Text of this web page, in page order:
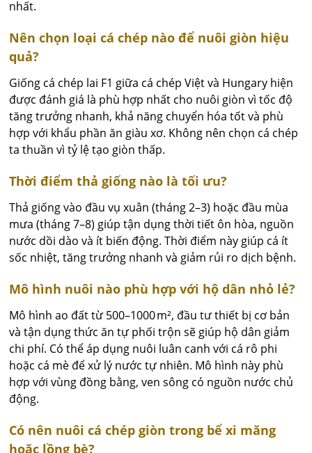
nhất.
Nên chọn loại cá chép nào để nuôi giòn hiệu
quả?
Giống cá chép lai F1 giữa cá chép Việt và Hungary hiện
được đánh giá là phù hợp nhất cho nuôi giòn vì tốc độ
tăng trưởng nhanh, khả năng chuyển hóa tốt và phù
hợp với khẩu phần ăn giàu xơ. Không nên chọn cá chép
ta thuần vì tỷ lệ tạo giòn thấp.
Thời điểm thả giống nào là tối ưu?
Thả giống vào đầu vụ xuân (tháng 2–3) hoặc đầu mùa
mưa (tháng 7–8) giúp tận dụng thời tiết ôn hòa, nguồn
nước dồi dào và ít biến động. Thời điểm này giúp cá ít
sốc nhiệt, tăng trưởng nhanh và giảm rủi ro dịch bệnh.
Mô hình nuôi nào phù hợp với hộ dân nhỏ lẻ?
Mô hình ao đất từ 500–1000 m², đầu tư thiết bị cơ bản
và tận dụng thức ăn tự phối trộn sẽ giúp hộ dân giảm
chi phí. Có thể áp dụng nuôi luân canh với cá rô phi
hoặc cá mè để xử lý nước tự nhiên. Mô hình này phù
hợp với vùng đồng bằng, ven sông có nguồn nước chủ
động.
Có nên nuôi cá chép giòn trong bể xi măng
hoặc lồng bè?